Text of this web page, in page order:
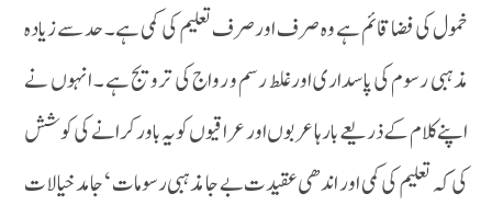
خمول کی فضا قائم ہے وہ صرف او رصرف تعلیم کی کمی ہے۔ حد سے زیادہ
مذہبی رسوم کی پاسداری اورغلط رسم و رواج کی ترویج ہے ۔ انہوں نے
اپنے کلام کے ذریعے بارہا عربوں اور عراقیوں کو یہ باور کرانے کی کوشش
کی کہ تعلیم کی کمی اور اندھی عقیدت بے جا مذہبی رسومات ‘ جامد خیالات